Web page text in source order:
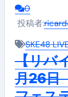
0
投稿者:
SKE48
【リバ
月26日